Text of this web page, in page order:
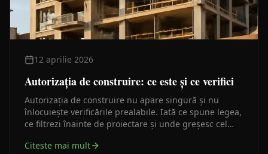
12 aprilie 2026
Autorizația de construire: ce este și ce verifici
Autorizația de construire nu apare singură și nu
înlocuiește verificările prealabile. Iată ce spune legea,
ce filtrezi înainte de proiectare și unde greșesc cel
Citeste mai mult